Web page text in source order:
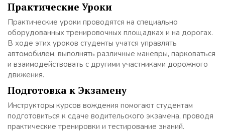
Практические Уроки
Практические уроки проводятся на специально
оборудованных тренировочных площадках и на дорогах.
В ходе этих уроков студенты учатся управлять
автомобилем, выполнять различные маневры, парковаться
и взаимодействовать с другими участниками дорожного
движения.
Подготовка к Экзамену
Инструкторы курсов вождения помогают студентам
подготовиться к сдаче водительского экзамена, проводя
практические тренировки и тестирование знаний.